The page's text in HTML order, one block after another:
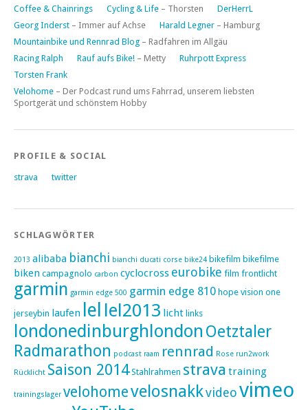
Coffee & Chainrings
Cycling & Life – Thorsten
DerHerrL
Georg Inderst – Immer auf Achse Harald Legner – Hamburg
Mountainbike und Rennrad Blog – Radfahren im Allgäu
Racing Ralph
Rauf aufs Bike! – Metty
Ruhrpott Express
Torsten Frank
Velohome – Der Podcast rund ums Fahrrad, unserem liebsten
Sportgerät und schönstem Hobby
PROFILE & SOCIAL
strava twitter
SCHLAGWÖRTER
2013 alibaba bianchi bianchi ducati corse bike24 bikefilm bikefilme
biken campagnolo carbon cyclocross eurobike film frontlicht
garmin garmin edge 500 garmin edge 810 hope vision one
jerseybin laufen lel lel2013 licht links
londonedinburghlondon Oetztaler
Radmarathon podcast raam rennrad Rose run2work
Rücklicht Saison 2014 Stahlrahmen strava training
trainingslager velohomevelosnakkvideovimeo